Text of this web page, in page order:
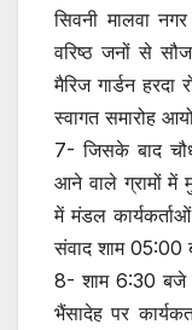
सिवनी मालवा
वरिष्ठ जनों से
मैरिज गार्डन
स्वागत समारोह
7- जिसके बाद
आने वाले ग्रामों में
में मंडल
संवाद शाम 05:00
8- शाम 6:30 बजे
भैंसादेह पर